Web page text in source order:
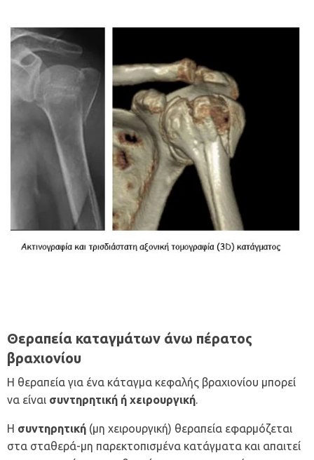
Θεραπεία καταγμάτων άνω πέρατος
βραχιονίου
Η θεραπεία για ένα κάταγμα κεφαλής βραχιονίου μπορεί
να είναι συντηρητική ή χειρουργική.
Η συντηρητική (μη χειρουργική) θεραπεία εφαρμόζεται
στα σταθερά-μη παρεκτοπισμένα κατάγματα και απαιτεί